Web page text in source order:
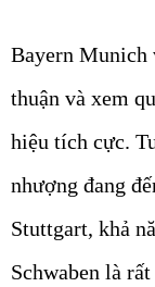
Bayern Munich
thuận và xem
hiệu tích cực.
nhượng đang
Stuttgart, khả
Schwaben là